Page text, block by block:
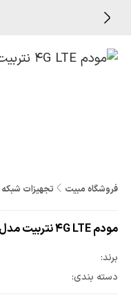
فروشگاه مبیت تجهیزات شبکه
مودم 4G LTE نتربیت مدل NW-431F
برند:
دسته بندی: